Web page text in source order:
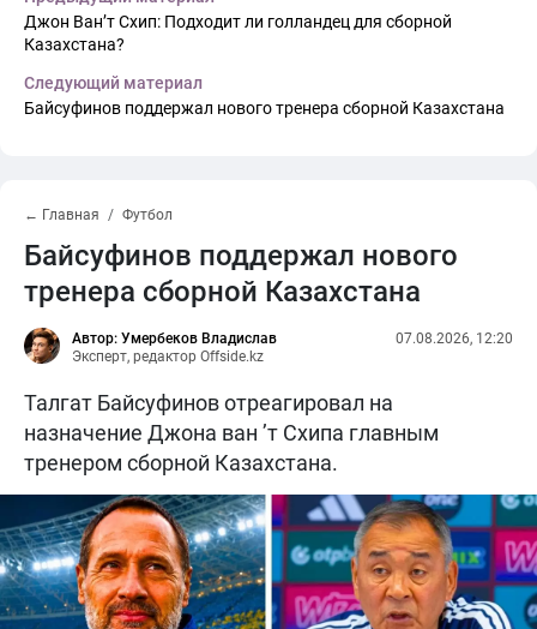
Джон Ван’т Схип: Подходит ли голландец для сборной
Казахстана?
Следующий материал
Байсуфинов поддержал нового тренера сборной Казахстана
← Главная Футбол
Байсуфинов поддержал нового
тренера сборной Казахстана
Автор: Умербеков Владислав
Эксперт, редактор Offside.kz
07.08.2026, 12:20
Талгат Байсуфинов отреагировал на
назначение Джона ван ’т Схипа главным
тренером сборной Казахстана.